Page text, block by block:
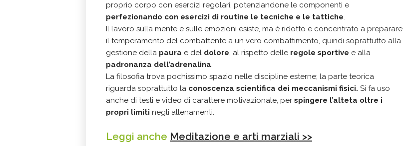
proprio corpo con esercizi regolari, potenziandone le componenti e
perfezionando con esercizi di routine le tecniche e le tattiche.
Il lavoro sulla mente e sulle emozioni esiste, ma è ridotto e concentrato a preparare
il temperamento del combattente a un vero combattimento, quindi soprattutto alla
gestione della paura e del dolore, al rispetto delle regole sportive e alla
padronanza dell’adrenalina.
La filosofia trova pochissimo spazio nelle discipline esterne; la parte teorica
riguarda soprattutto la conoscenza scientifica dei meccanismi fisici. Si fa uso
anche di testi e video di carattere motivazionale, per spingere l’alteta oltre i
propri limiti negli allenamenti.
Leggi anche Meditazione e arti marziali >>